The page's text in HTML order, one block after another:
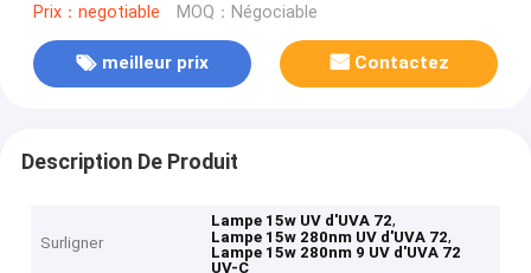
Prix：negotiable MOQ：Négociable
meilleur prix Contactez
Description De Produit
Surligner
Lampe 15w UV d'UVA 72,
Lampe 15w 280nm UV d'UVA 72,
Lampe 15w 280nm 9 UV d'UVA 72
UV-C